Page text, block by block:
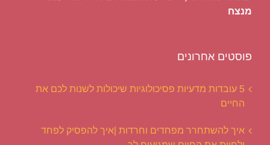
מנצח
פוסטים אחרונים
5 עובדות מדעיות פסיכולוגיות שיכולות לשנות לכם את
החיים
איך להשתחרר מפחדים וחרדות |איך להפסיק לפחד